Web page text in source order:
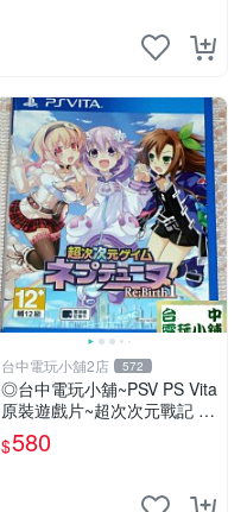
台中電玩小舖2店 572
◎台中電玩小舖~PSV PS Vita
原裝遊戲片~超次次元戰記 戰
$580